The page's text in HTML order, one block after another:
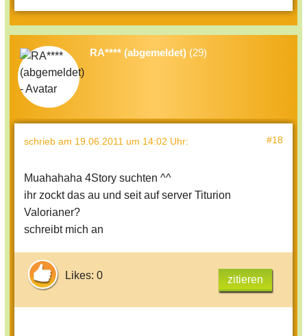
RA**** (abgemeldet) (29)
schrieb am 19.06.2011 um 14:02 Uhr: #18
Muahahaha 4Story suchten ^^
ihr zockt das au und seit auf server Titurion
Valorianer?
schreibt mich an
Likes: 0 zitieren